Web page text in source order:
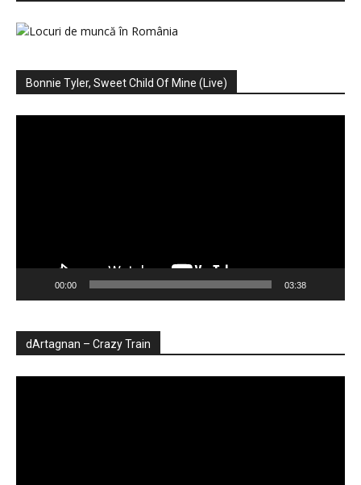
Bonnie Tyler, Sweet Child Of Mine (Live)
00:00 03:38
dArtagnan – Crazy Train